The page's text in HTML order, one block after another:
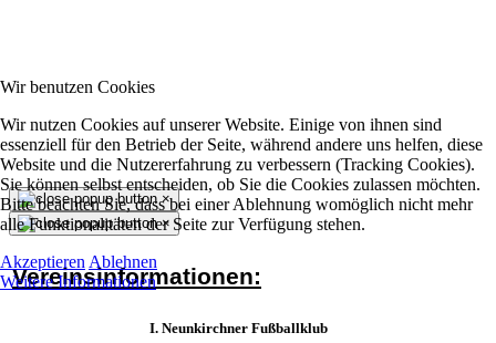
Wir benutzen Cookies
Wir nutzen Cookies auf unserer Website. Einige von ihnen sind
essenziell für den Betrieb der Seite, während andere uns helfen, diese
Website und die Nutzererfahrung zu verbessern (Tracking Cookies).
Sie können selbst entscheiden, ob Sie die Cookies zulassen möchten.
Bitte beachten Sie, dass bei einer Ablehnung womöglich nicht mehr
alle Funktionalitäten der Seite zur Verfügung stehen.
Akzeptieren Ablehnen
Weitere Informationen
×
×
Vereinsinformationen:
I. Neunkirchner Fußballklub